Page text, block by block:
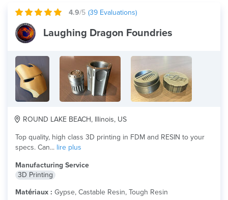
4.9/5 (39 Evaluations)
Laughing Dragon Foundries
ROUND LAKE BEACH, Illinois, US
Top quality, high class 3D printing in FDM and RESIN to your
specs. Can... lire plus
Manufacturing Service
3D Printing
Matériaux : Gypse, Castable Resin, Tough Resin